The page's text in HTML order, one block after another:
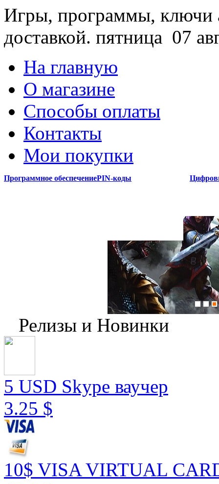
Игры, программы, ключи
доставкой. пятница 07
На главную
О магазине
Способы оплаты
Контакты
Мои покупки
Программное обеспечениеPIN-коды
Релизы и Новинки
5 USD Skype ваучер
3.25 $
10$ VISA VIRTUAL